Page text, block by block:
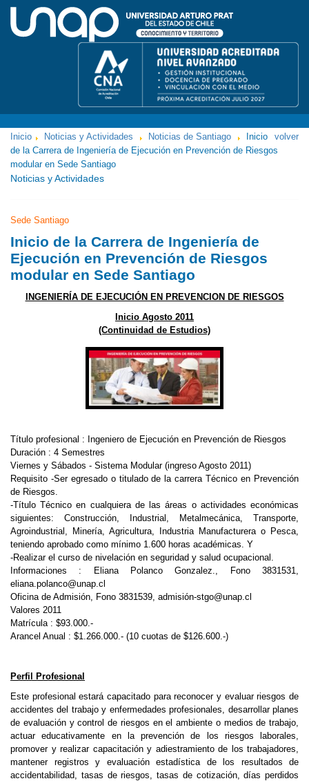
volver
Inicio Noticias y Actividades Noticias de Santiago
Inicio
de la Carrera de Ingeniería de Ejecución en Prevención de Riesgos
modular en Sede Santiago
Noticias y Actividades
Sede Santiago
Inicio de la Carrera de Ingeniería de
Ejecución en Prevención de Riesgos
modular en Sede Santiago
INGENIERÍA DE EJECUCIÓN EN PREVENCION DE RIESGOS
Inicio Agosto 2011
(Continuidad de Estudios)
Título profesional : Ingeniero de Ejecución en Prevención de Riesgos
Duración : 4 Semestres
Viernes y Sábados - Sistema Modular (ingreso Agosto 2011)
Requisito -Ser egresado o titulado de la carrera Técnico en Prevención
de Riesgos.
-Título Técnico en cualquiera de las áreas o actividades económicas
siguientes: Construcción, Industrial, Metalmecánica, Transporte,
Agroindustrial, Minería, Agricultura, Industria Manufacturera o Pesca,
teniendo aprobado como mínimo 1.600 horas académicas. Y
-Realizar el curso de nivelación en seguridad y salud ocupacional.
Informaciones : Eliana Polanco Gonzalez., Fono 3831531,
eliana.polanco@unap.cl
Oficina de Admisión, Fono 3831539, admisión-stgo@unap.cl
Valores 2011
Matrícula : $93.000.-
Arancel Anual : $1.266.000.- (10 cuotas de $126.600.-)
Perfil Profesional
Este profesional estará capacitado para reconocer y evaluar riesgos de
accidentes del trabajo y enfermedades profesionales, desarrollar planes
de evaluación y control de riesgos en el ambiente o medios de trabajo,
actuar educativamente en la prevención de los riesgos laborales,
promover y realizar capacitación y adiestramiento de los trabajadores,
mantener registros y evaluación estadística de los resultados de
accidentabilidad, tasas de riesgos, tasas de cotización, días perdidos